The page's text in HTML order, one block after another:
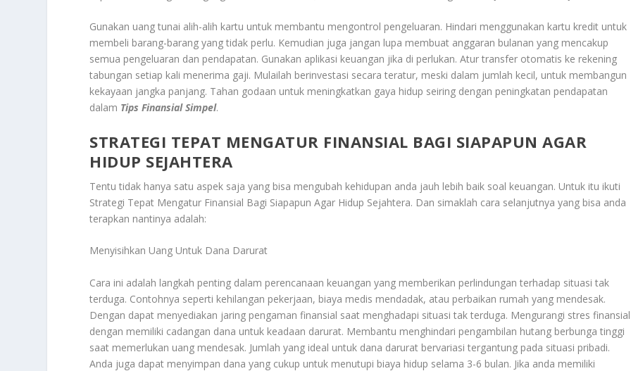
Gunakan uang tunai alih-alih kartu untuk membantu mengontrol pengeluaran. Hindari menggunakan kartu kredit untuk
membeli barang-barang yang tidak perlu. Kemudian juga jangan lupa membuat anggaran bulanan yang mencakup
semua pengeluaran dan pendapatan. Gunakan aplikasi keuangan jika di perlukan. Atur transfer otomatis ke rekening
tabungan setiap kali menerima gaji. Mulailah berinvestasi secara teratur, meski dalam jumlah kecil, untuk membangun
kekayaan jangka panjang. Tahan godaan untuk meningkatkan gaya hidup seiring dengan peningkatan pendapatan
dalam Tips Finansial Simpel.
STRATEGI TEPAT MENGATUR FINANSIAL BAGI SIAPAPUN AGAR
HIDUP SEJAHTERA
Tentu tidak hanya satu aspek saja yang bisa mengubah kehidupan anda jauh lebih baik soal keuangan. Untuk itu ikuti
Strategi Tepat Mengatur Finansial Bagi Siapapun Agar Hidup Sejahtera. Dan simaklah cara selanjutnya yang bisa anda
terapkan nantinya adalah:
Menyisihkan Uang Untuk Dana Darurat
Cara ini adalah langkah penting dalam perencanaan keuangan yang memberikan perlindungan terhadap situasi tak
terduga. Contohnya seperti kehilangan pekerjaan, biaya medis mendadak, atau perbaikan rumah yang mendesak.
Dengan dapat menyediakan jaring pengaman finansial saat menghadapi situasi tak terduga. Mengurangi stres finansial
dengan memiliki cadangan dana untuk keadaan darurat. Membantu menghindari pengambilan hutang berbunga tinggi
saat memerlukan uang mendesak. Jumlah yang ideal untuk dana darurat bervariasi tergantung pada situasi pribadi.
Anda juga dapat menyimpan dana yang cukup untuk menutupi biaya hidup selama 3-6 bulan. Jika anda memiliki